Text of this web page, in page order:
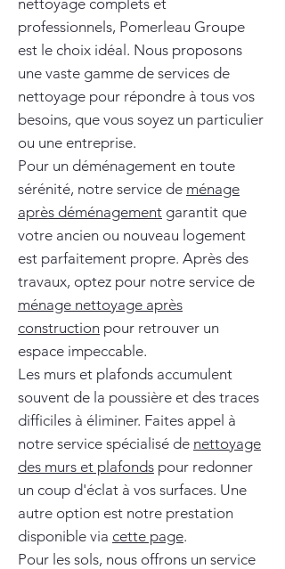
nettoyage complets et
professionnels, Pomerleau Groupe
est le choix idéal. Nous proposons
une vaste gamme de services de
nettoyage pour répondre à tous vos
besoins, que vous soyez un particulier
ou une entreprise.
Pour un déménagement en toute
sérénité, notre service de ménage
après déménagement garantit que
votre ancien ou nouveau logement
est parfaitement propre. Après des
travaux, optez pour notre service de
ménage nettoyage après
construction pour retrouver un
espace impeccable.
Les murs et plafonds accumulent
souvent de la poussière et des traces
difficiles à éliminer. Faites appel à
notre service spécialisé de nettoyage
des murs et plafonds pour redonner
un coup d'éclat à vos surfaces. Une
autre option est notre prestation
disponible via cette page.
Pour les sols, nous offrons un service